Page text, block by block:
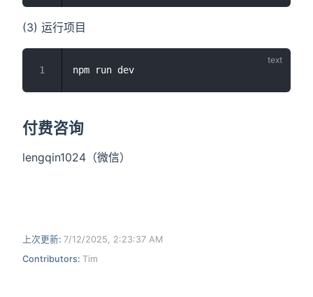
(3) 运行项目
付费咨询
lengqin1024（微信）
上次更新: 7/12/2025, 2:23:37 AM
Contributors: Tim